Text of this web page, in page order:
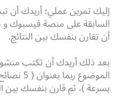
إليك تمرين عملي؛ أريدك أن
السابقة على منصة فيسبوك و
أن تقارن بنفسك بين النتائج.
بعد ذلك أريدك أن تكتب
الموضوع
بسرعة )، ثم قارن بنفسك بين